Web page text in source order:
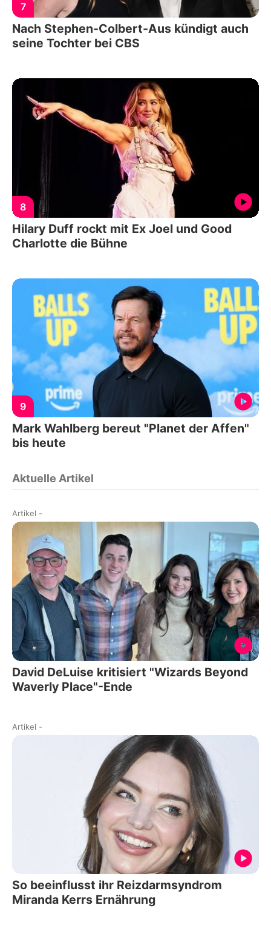
7
Nach Stephen-Colbert-Aus kündigt auch
seine Tochter bei CBS
8
Hilary Duff rockt mit Ex Joel und Good
Charlotte die Bühne
9
Mark Wahlberg bereut "Planet der Affen"
bis heute
Aktuelle Artikel
Artikel -
David DeLuise kritisiert "Wizards Beyond
Waverly Place"-Ende
Artikel -
So beeinflusst ihr Reizdarmsyndrom
Miranda Kerrs Ernährung